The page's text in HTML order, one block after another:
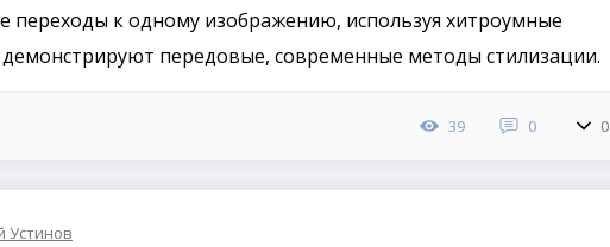
переходы к одному изображению, используя хитроумные
передовые, современные методы стилизации.
39 0 0
Устинов